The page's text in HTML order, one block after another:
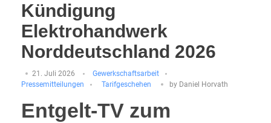
Kündigung
Elektrohandwerk
Norddeutschland 2026
21. Juli 2026
Gewerkschaftsarbeit
Pressemitteilungen
Tarifgeschehen by Daniel Horvath
Entgelt-TV zum